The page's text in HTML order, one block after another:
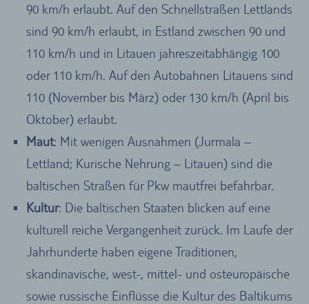
90 km/h erlaubt. Auf den Schnellstraßen Lettlands
sind 90 km/h erlaubt, in Estland zwischen 90 und
110 km/h und in Litauen jahreszeitabhängig 100
oder 110 km/h. Auf den Autobahnen Litauens sind
110 (November bis März) oder 130 km/h (April bis
Oktober) erlaubt.
Maut: Mit wenigen Ausnahmen (Jurmala –
Lettland; Kurische Nehrung – Litauen) sind die
baltischen Straßen für Pkw mautfrei befahrbar.
Kultur: Die baltischen Staaten blicken auf eine
kulturell reiche Vergangenheit zurück. Im Laufe der
Jahrhunderte haben eigene Traditionen,
skandinavische, west-, mittel- und osteuropäische
sowie russische Einflüsse die Kultur des Baltikums